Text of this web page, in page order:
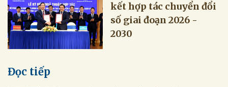
kết hợp tác chuyển đổi
số giai đoạn 2026 -
2030
Đọc tiếp